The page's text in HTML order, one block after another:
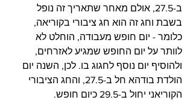
ב-27.5, אולם מאחר שתאריך זה נופל
בשבת וחג זה הוא חג ציבורי בקוריאה,
כלומר - יום חופש מעבודה, הוחלט לא
לוותר על יום החופש שמגיע לאזרחים,
ולהוסיף יום נוסף לחגוג בו. לכן, השנה יום
הולדת בודהא חל ב-27.5, והחג הציבורי
הקוריאני יחול ב-29.5 כיום חופש.